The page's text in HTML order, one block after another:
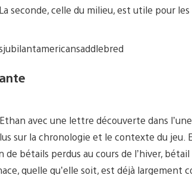
seconde, celle du milieu, est utile pour les
avec une lettre découverte dans
sur la chronologie et le contexte du jeu.
bétails perdus au cours de l’hiver,
quelle qu’elle soit, est déjà largement